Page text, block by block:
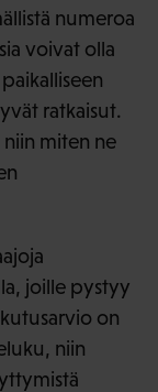
numeroa
voivat olla
ratkaisut.
niin miten ne
joille pystyy
on
niin